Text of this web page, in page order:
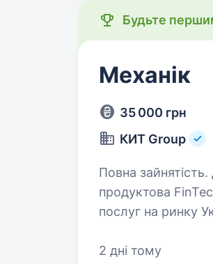
Будьте
Механік
35 000 грн
КИТ Group
Повна зайнятість. Досвід
продуктова
послуг на ринку
2 дні тому